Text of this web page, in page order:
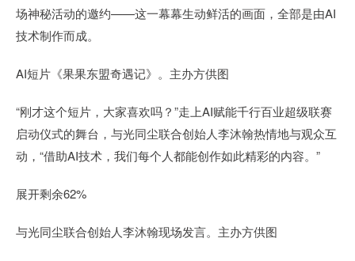
场神秘活动的邀约——这一幕幕生动鲜活的画面，全部是由AI
技术制作而成。
AI短片《果果东盟奇遇记》。主办方供图
“刚才这个短片，大家喜欢吗？”走上AI赋能千行百业超级联赛
启动仪式的舞台，与光同尘联合创始人李沐翰热情地与观众互
动，“借助AI技术，我们每个人都能创作如此精彩的内容。”
展开剩余62%
与光同尘联合创始人李沐翰现场发言。主办方供图